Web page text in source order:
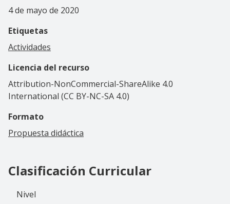
4 de mayo de 2020
Etiquetas
Actividades
Licencia del recurso
Attribution-NonCommercial-ShareAlike 4.0
International (CC BY-NC-SA 4.0)
Formato
Propuesta didáctica
Clasificación Curricular
Nivel